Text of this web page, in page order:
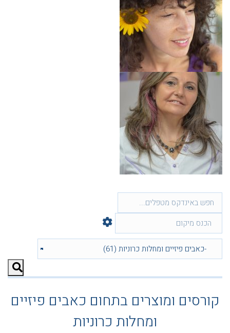
קורסים ומוצרים בתחום כאבים פיזיים
ומחלות כרוניות